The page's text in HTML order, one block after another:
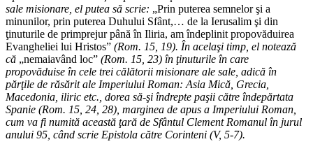
sale misionare, el putea să scrie: „Prin puterea semnelor şi a
minunilor, prin puterea Duhului Sfânt,… de la Ierusalim şi din
ţinuturile de primprejur până în Iliria, am îndeplinit propovăduirea
Evangheliei lui Hristos” (Rom. 15, 19). În acelaşi timp, el notează
că „nemaiavând loc” (Rom. 15, 23) în ţinuturile în care
propovăduise în cele trei călătorii misionare ale sale, adică în
părţile de răsărit ale Imperiului Roman: Asia Mică, Grecia,
Macedonia, iliric etc., dorea să-şi îndrepte paşii către îndepărtata
Spanie (Rom. 15, 24, 28), marginea de apus a Imperiului Roman,
cum va fi numită această ţară de Sfântul Clement Romanul în jurul
anului 95, când scrie Epistola către Corinteni (V, 5-7).